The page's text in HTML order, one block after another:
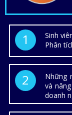
1
Sinh
Phân
2
Những
và
doanh